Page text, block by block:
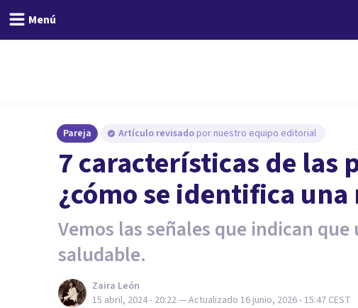
Menú
Pareja Artículo revisado por nuestro equipo editorial
7 características de las
¿cómo se identifica una
Vemos las señales que indican
saludable.
Zaira León
15 abril, 2024 - 20:22— Actualizado 16 junio, 2026 - 15:47 CEST